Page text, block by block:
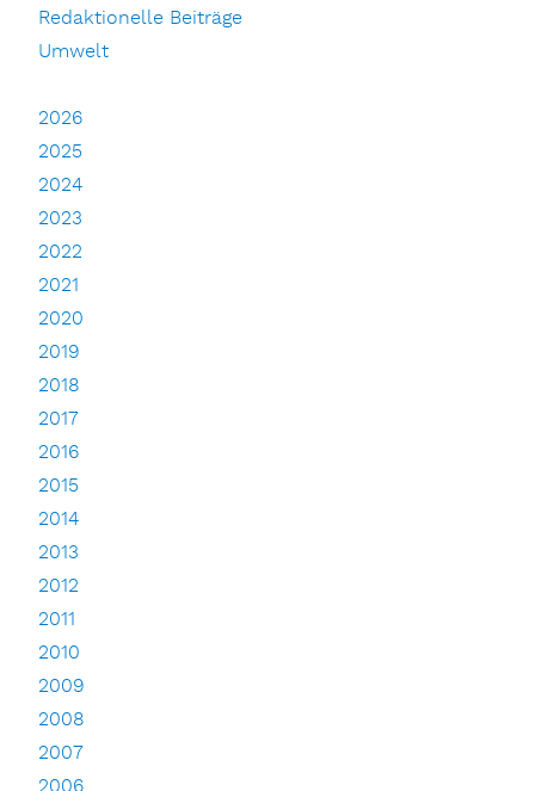
Redaktionelle Beiträge
Umwelt
2026
2025
2024
2023
2022
2021
2020
2019
2018
2017
2016
2015
2014
2013
2012
2011
2010
2009
2008
2007